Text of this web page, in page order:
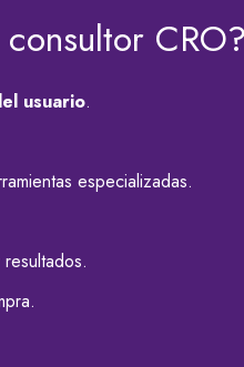
CRO?
usuario.
especializadas.